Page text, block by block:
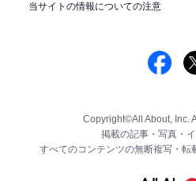
当サイトの情報についての注意
Copyright©All About, Inc.
掲載の記事・写真・イ
すべてのコンテンツの無断複写・転